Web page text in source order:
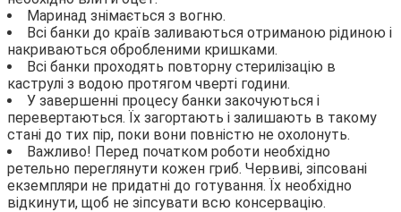
Маринад знімається з вогню.
Всі банки до країв заливаються отриманою рідиною і
накриваються обробленими кришками.
Всі банки проходять повторну стерилізацію в
каструлі з водою протягом чверті години.
У завершенні процесу банки закочуються і
перевертаються. Їх загортають і залишають в такому
стані до тих пір, поки вони повністю не охолонуть.
Важливо! Перед початком роботи необхідно
ретельно переглянути кожен гриб. Червиві, зіпсовані
екземпляри не придатні до готування. Їх необхідно
відкинути, щоб не зіпсувати всю консервацію.